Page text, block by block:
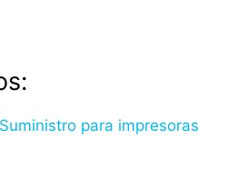
Suministro para impresoras